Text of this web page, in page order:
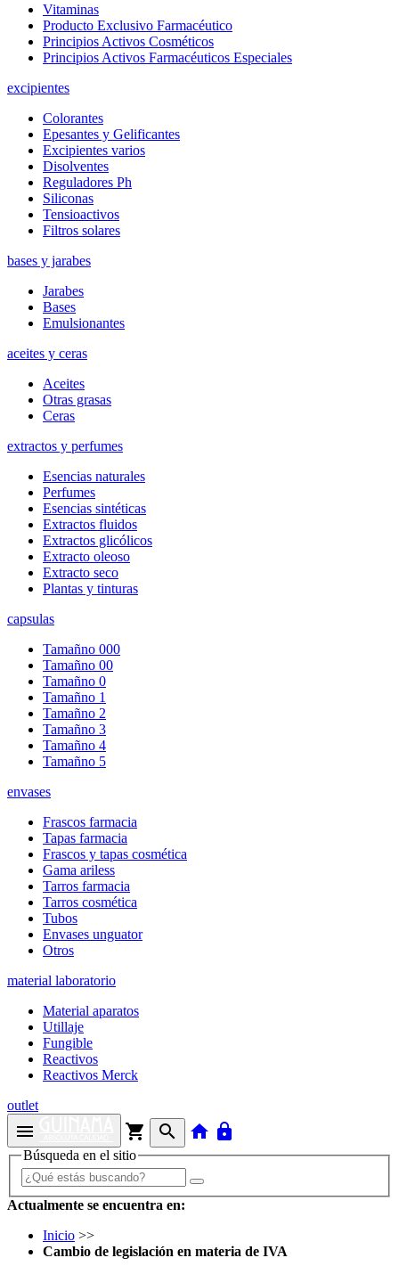
Vitaminas
Producto Exclusivo Farmacéutico
Principios Activos Cosméticos
Principios Activos Farmacéuticos Especiales
excipientes
Colorantes
Epesantes y Gelificantes
Excipientes varios
Disolventes
Reguladores Ph
Siliconas
Tensioactivos
Filtros solares
bases y jarabes
Jarabes
Bases
Emulsionantes
aceites y ceras
Aceites
Otras grasas
Ceras
extractos y perfumes
Esencias naturales
Perfumes
Esencias sintéticas
Extractos fluidos
Extractos glicólicos
Extracto oleoso
Extracto seco
Plantas y tinturas
capsulas
Tamañno 000
Tamañno 00
Tamañno 0
Tamañno 1
Tamañno 2
Tamañno 3
Tamañno 4
Tamañno 5
envases
Frascos farmacia
Tapas farmacia
Frascos y tapas cosmética
Gama ariless
Tarros farmacia
Tarros cosmética
Tubos
Envases unguator
Otros
material laboratorio
Material aparatos
Utillaje
Fungible
Reactivos
Reactivos Merck
outlet
menu shopping_cart search home lock
Búsqueda en el sitio
Actualmente se encuentra en:
Inicio >>
Cambio de legislación en materia de IVA